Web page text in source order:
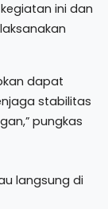
ini dan
dapat
stabilitas
pungkas
langsung di